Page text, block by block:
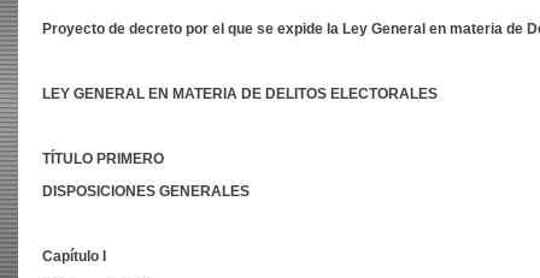
Proyecto de decreto por el que se expide la Ley General en materia de
LEY GENERAL EN MATERIA DE DELITOS ELECTORALES
TÍTULO PRIMERO
DISPOSICIONES GENERALES
Capítulo I